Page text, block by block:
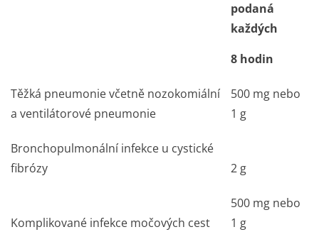
podaná
každých
8 hodin
Těžká pneumonie včetně nozokomiální
a ventilátorové pneumonie
500 mg nebo
1 g
Bronchopulmonální infekce u cystické
fibrózy
2 g
Komplikované infekce močových cest
500 mg nebo
1 g